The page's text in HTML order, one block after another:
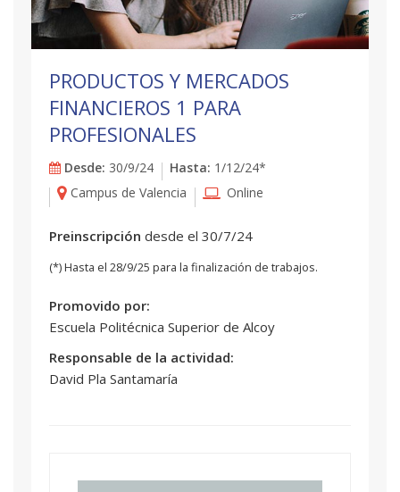
PRODUCTOS Y MERCADOS
FINANCIEROS 1 PARA
PROFESIONALES
Desde: 30/9/24 Hasta: 1/12/24*
Campus de Valencia
Online
Preinscripción desde el 30/7/24
(*) Hasta el 28/9/25 para la finalización de trabajos.
Promovido por:
Escuela Politécnica Superior de Alcoy
Responsable de la actividad:
David Pla Santamaría